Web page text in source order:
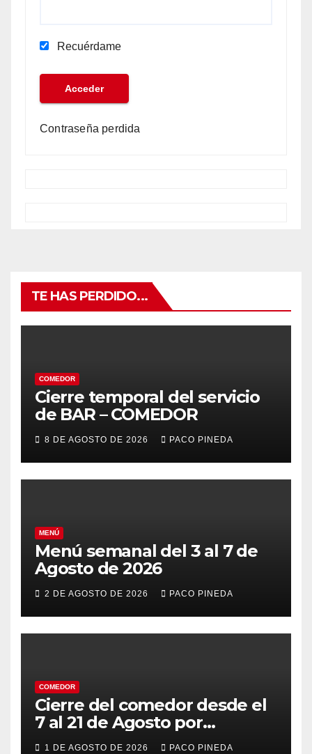
Recuérdame
Contraseña perdida
TE HAS PERDIDO...
COMEDOR
Cierre temporal del servicio
de BAR – COMEDOR
8 DE AGOSTO DE 2026 PACO PINEDA
MENÚ
Menú semanal del 3 al 7 de
Agosto de 2026
2 DE AGOSTO DE 2026 PACO PINEDA
COMEDOR
Cierre del comedor desde el
7 al 21 de Agosto por
vacaciones
1 DE AGOSTO DE 2026 PACO PINEDA